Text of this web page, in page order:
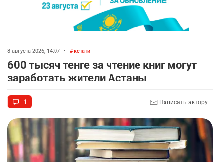
8 августа 2026, 14:07 • кстати
600 тысяч тенге за чтение книг могут
заработать жители Астаны
1 Написать автору